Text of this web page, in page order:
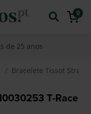
0
de 25 anos
Bracelete Tissot Straps
T-Race